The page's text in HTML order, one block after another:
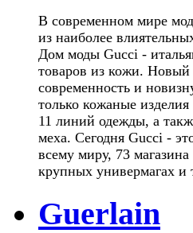
В современном мире
из наиболее
Дом моды Gucci -
товаров из кожи.
современность и
только кожаные
11 линий одежды, а
меха. Сегодня Gucci -
всему миру, 73
крупных универмагах и
Guerlain